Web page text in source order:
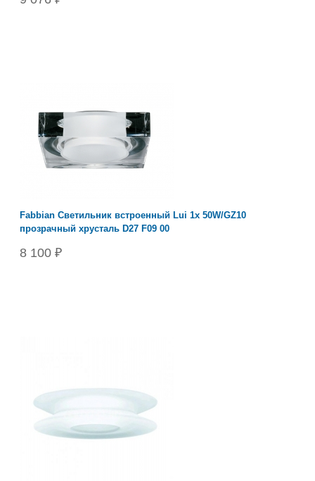
Fabbian Светильник встроенный Lui 1х 50W/GZ10
прозрачный хрусталь D27 F09 00
8 100 ₽